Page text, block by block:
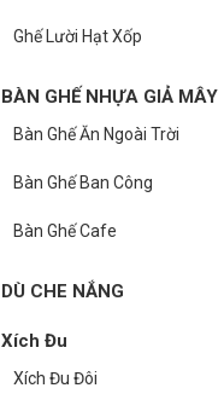
Ghế Lười Hạt Xốp
BÀN GHẾ NHỰA GIẢ MÂY
Bàn Ghế Ăn Ngoài Trời
Bàn Ghế Ban Công
Bàn Ghế Cafe
DÙ CHE NẮNG
Xích Đu
Xích Đu Đôi